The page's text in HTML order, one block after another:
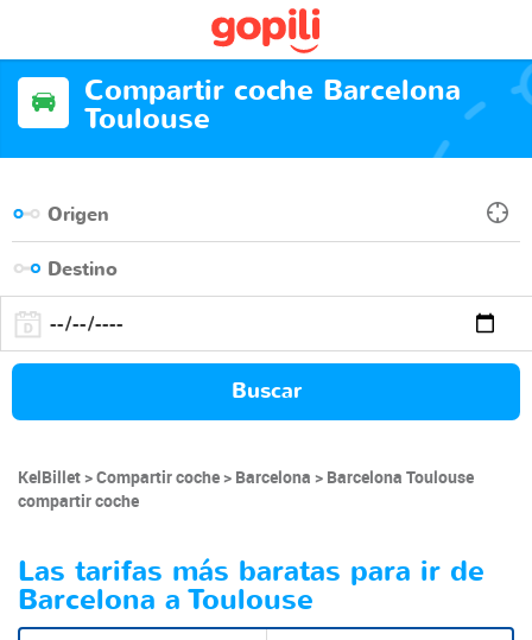
Compartir coche Barcelona
Toulouse
Buscar
KelBillet Compartir coche Barcelona
Barcelona Toulouse
compartir coche
Las tarifas más baratas para ir de
Barcelona a Toulouse